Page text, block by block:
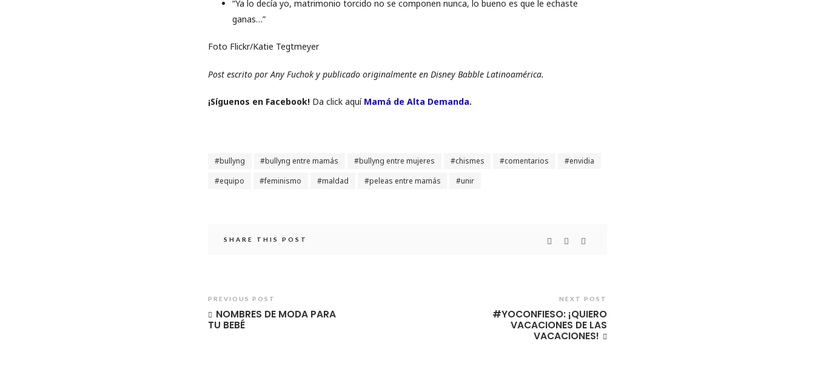
“Ya lo decía yo, matrimonio torcido no se componen nunca, lo bueno es que le echaste
ganas…”
Foto Flickr/Katie Tegtmeyer
Post escrito por Any Fuchok y publicado originalmente en Disney Babble Latinoamérica.
¡Sí­guenos en Facebook! Da click aquí Mamá de Alta Demanda.
bullyng bullyng entre mamás bullyng entre mujeres chismes comentarios
envidia
equipo
feminismo maldad peleas entre mamás unir
SHARE THIS POST
PREVIOUS POST
NOMBRES DE MODA PARA
TU BEBÉ
NEXT POST
#YOCONFIESO: ¡QUIERO
VACACIONES DE LAS
VACACIONES!